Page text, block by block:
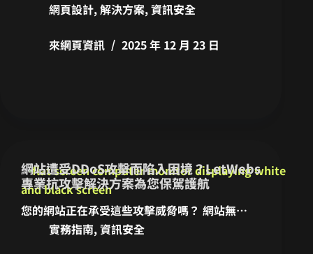
網頁設計,解決方案,資訊安全
來網頁資訊 2025 年 12 月 23 日
網站遭受DDoS攻擊而陷入困境？LetWebs
專業抗攻擊解決方案為您保駕護航
您的網站正在承受這些攻擊威脅嗎？ 網站無…
實務指南,資訊安全